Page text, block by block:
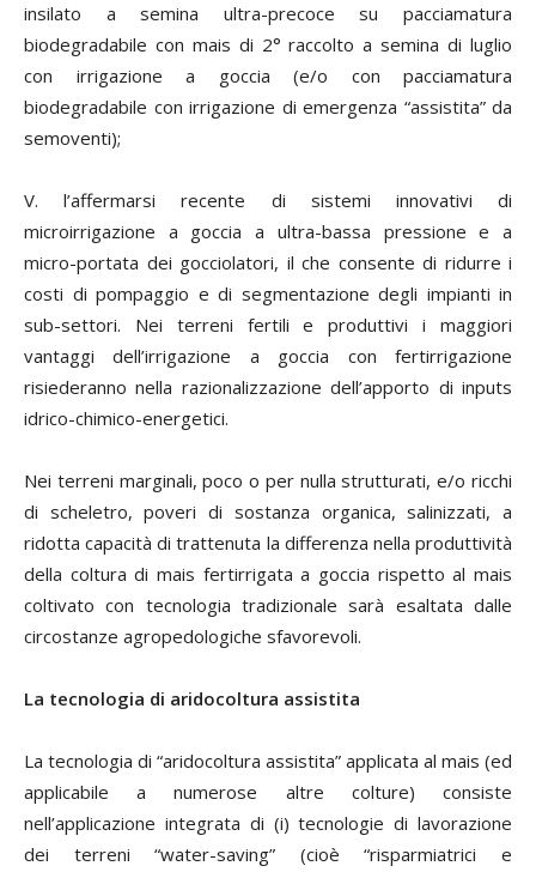
insilato a semina ultra-precoce su pacciamatura
biodegradabile con mais di 2° raccolto a semina di luglio
con irrigazione a goccia (e/o con pacciamatura
biodegradabile con irrigazione di emergenza “assistita” da
semoventi);
V. l’affermarsi recente di sistemi innovativi di
microirrigazione a goccia a ultra-bassa pressione e a
micro-portata dei gocciolatori, il che consente di ridurre i
costi di pompaggio e di segmentazione degli impianti in
sub-settori. Nei terreni fertili e produttivi i maggiori
vantaggi dell’irrigazione a goccia con fertirrigazione
risiederanno nella razionalizzazione dell’apporto di inputs
idrico-chimico-energetici.
Nei terreni marginali, poco o per nulla strutturati, e/o ricchi
di scheletro, poveri di sostanza organica, salinizzati, a
ridotta capacità di trattenuta la differenza nella produttività
della coltura di mais fertirrigata a goccia rispetto al mais
coltivato con tecnologia tradizionale sarà esaltata dalle
circostanze agropedologiche sfavorevoli.
La tecnologia di aridocoltura assistita
La tecnologia di “aridocoltura assistita” applicata al mais (ed
applicabile a numerose altre colture) consiste
nell’applicazione integrata di (i) tecnologie di lavorazione
dei terreni “water-saving” (cioè “risparmiatrici e